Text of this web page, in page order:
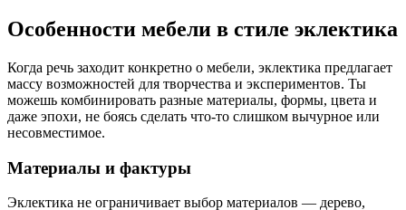
Особенности мебели в стиле эклектика
Когда речь заходит конкретно о мебели, эклектика предлагает
массу возможностей для творчества и экспериментов. Ты
можешь комбинировать разные материалы, формы, цвета и
даже эпохи, не боясь сделать что-то слишком вычурное или
несовместимое.
Материалы и фактуры
Эклектика не ограничивает выбор материалов — дерево,